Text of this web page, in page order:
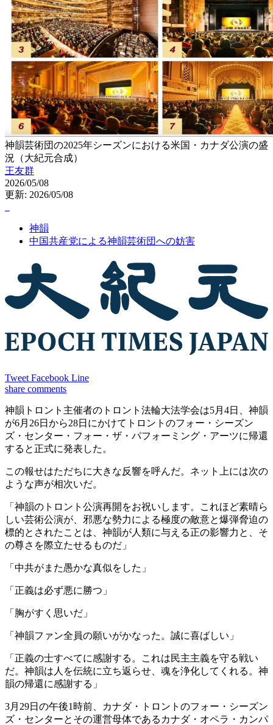
神韻芸術団の2025年シーズンにおける米国・カナダ公演の盛
況（大紀元合成）
王友群
2026/05/08
更新: 2026/05/08
神韻
中国共産党による神韻芸術団への妨害
Tweet Facebook Line
share comments
神韻トロント主催者のトロント法輪大法学会は5月4日、神韻
が6月26日から28日にかけてトロントのフォー・シーズン
ズ・センター・フォー・ザ・パフォーミング・アーツに帰還
すると正式に発表した。
この報せはただちに大きな反響を呼んだ。ネット上には次の
ような声が相次いだ。
「神韻のトロント公演再開をお祝いします。これほど素晴ら
しい芸術公演が、邪悪な勢力による極度の敵意と爆弾脅迫の
標的とされたことは、神韻が人類に与える正の影響力と、そ
の尊さを際立たせるものだ」
「中共がまた愚かな真似をした」
「正義は必ず悪に勝つ」
「胸がすく思いだ」
「神韻ファン全員の願いがかなった。誠に喜ばしい」
「正義の士すべてに感謝する。これは民主主義を守る戦い
だ。神韻は人を伝統に立ち返らせ、魂を浄化してくれる。神
韻の帰還に感謝する」
3月29日の午後1時前、カナダ・トロントのフォー・シーズン
ズ・センターとその運営母体であるカナダ・オペラ・カンパ